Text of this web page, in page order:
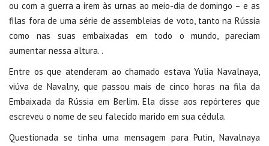
ou com a guerra a irem às urnas ao meio-dia de domingo – e as
filas fora de uma série de assembleias de voto, tanto na Rússia
como nas suas embaixadas em todo o mundo, pareciam
aumentar nessa altura. .
Entre os que atenderam ao chamado estava Yulia Navalnaya,
viúva de Navalny, que passou mais de cinco horas na fila da
Embaixada da Rússia em Berlim. Ela disse aos repórteres que
escreveu o nome de seu falecido marido em sua cédula.
Questionada se tinha uma mensagem para Putin, Navalnaya